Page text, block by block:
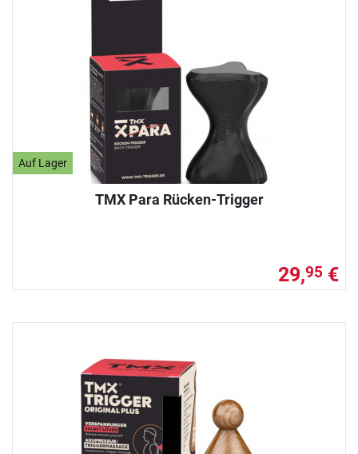
Auf Lager
TMX Para Rücken-Trigger
29,95 €